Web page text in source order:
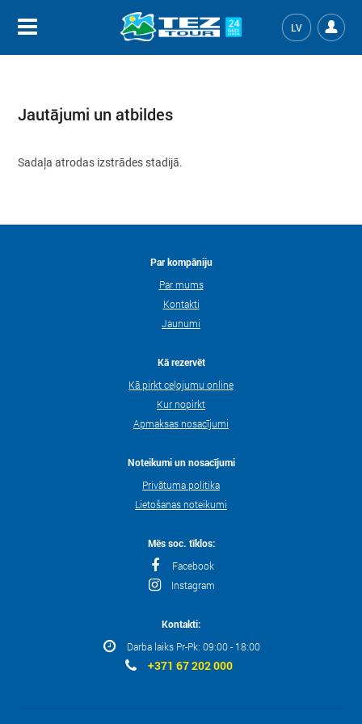
LV
Jautājumi un atbildes
Sadaļa atrodas izstrādes stadijā.
Par kompāniju
Par mums
Kontakti
Jaunumi
Kā rezervēt
Kā pirkt ceļojumu online
Kur nopirkt
Apmaksas nosacījumi
Noteikumi un nosacījumi
Privātuma politika
Lietošanas noteikumi
Mēs soc. tīklos:
Facebook
Instagram
Kontakti:
Darba laiks Pr-Pk: 09:00 - 18:00
+371 67 202 000